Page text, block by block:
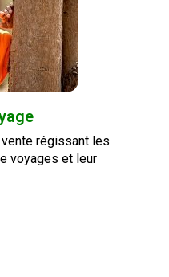
régissant les
voyages et leur